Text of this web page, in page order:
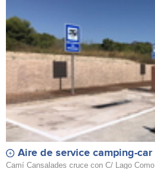
Aire de service camping-car
Camí Cansalades cruce con C/ Lago Como